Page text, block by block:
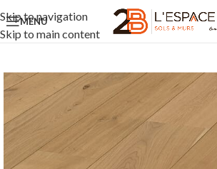
Skip to navigation
Skip to main content
MENU